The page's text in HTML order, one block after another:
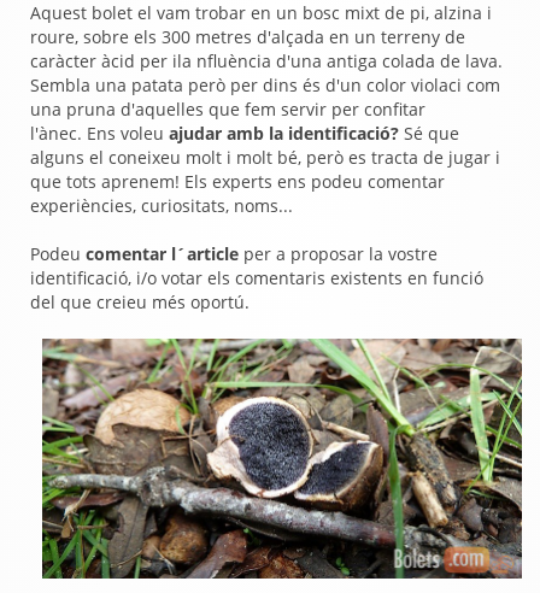
Aquest bolet el vam trobar en un bosc mixt de pi, alzina i
roure, sobre els 300 metres d'alçada en un terreny de
caràcter àcid per ila nfluència d'una antiga colada de lava.
Sembla una patata però per dins és d'un color violaci com
una pruna d'aquelles que fem servir per confitar
l'ànec. Ens voleu ajudar amb la identificació? Sé que
alguns el coneixeu molt i molt bé, però es tracta de jugar i
que tots aprenem! Els experts ens podeu comentar
experiències, curiositats, noms...
Podeu comentar l´article per a proposar la vostre
identificació, i/o votar els comentaris existents en funció
del que creieu més oportú.